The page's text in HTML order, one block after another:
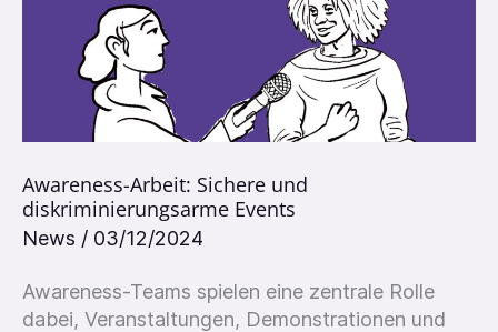
Awareness-Arbeit: Sichere und
diskriminierungsarme Events
News / 03/12/2024
Awareness-Teams spielen eine zentrale Rolle
dabei, Veranstaltungen, Demonstrationen und
diskriminierungsarme
Events